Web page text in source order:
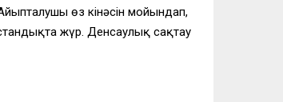
өз кінәсін мойындап,
жүр. Денсаулық сақтау